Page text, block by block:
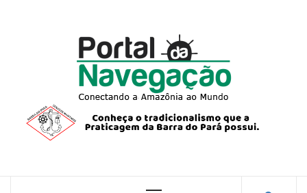
CONECTANDO A AMAZÔNIA COM O MUNDO.